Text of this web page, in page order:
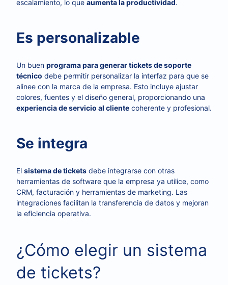
escalamiento, lo que aumenta la productividad .
Es personalizable
Un buen programa para generar tickets de soporte
técnico debe permitir personalizar la interfaz para que se
alinee con la marca de la empresa. Esto incluye ajustar
colores, fuentes y el diseño general, proporcionando una
experiencia de servicio al cliente coherente y profesional.
Se integra
El sistema de tickets debe integrarse con otras
herramientas de software que la empresa ya utilice, como
CRM, facturación y herramientas de marketing. Las
integraciones facilitan la transferencia de datos y mejoran
la eficiencia operativa.
¿Cómo elegir un sistema
de tickets?